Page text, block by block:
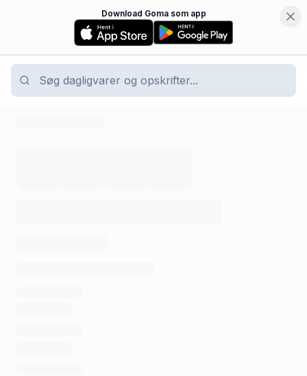
Download Goma som app